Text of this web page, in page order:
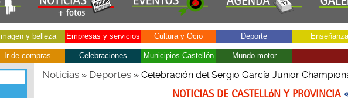
Imagen y belleza Empresas y servicios Cultura y Ocio Deporte Enseñanza
Ir de compras Celebraciones Municipios Castellón Mundo motor
Noticias» Deportes» Celebración del Sergio García Junior
NOTICIAS DE CASTELLóN Y PROVINCIA